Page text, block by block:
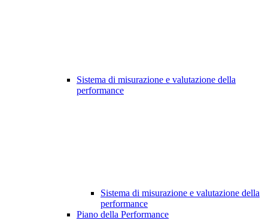
Sistema di misurazione e valutazione della
performance
Sistema di misurazione e valutazione della
performance
Piano della Performance